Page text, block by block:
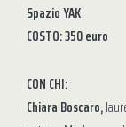
Spazio YAK
COSTO: 350 euro
CON CHI:
Chiara Boscaro,